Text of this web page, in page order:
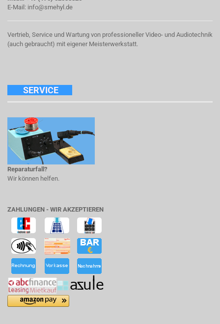
E-Mail: info@smehyl.de
Vertrieb, Service und Wartung von professioneller Video- und Audiotechnik
(auch gebraucht) mit eigener Meisterwerkstatt.
SERVICE
Reparaturfall?
Wir können helfen.
ZAHLUNGEN - WIR AKZEPTIEREN